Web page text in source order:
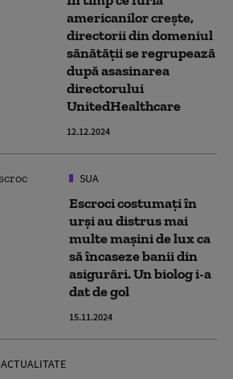
americanilor crește,
directorii din domeniul
sănătății se regrupează
după asasinarea
directorului
UnitedHealthcare
12.12.2024
SUA
Escroci costumați în
urși au distrus mai
multe mașini de lux ca
să încaseze banii din
asigurări. Un biolog i-a
dat de gol
15.11.2024
ACTUALITATE